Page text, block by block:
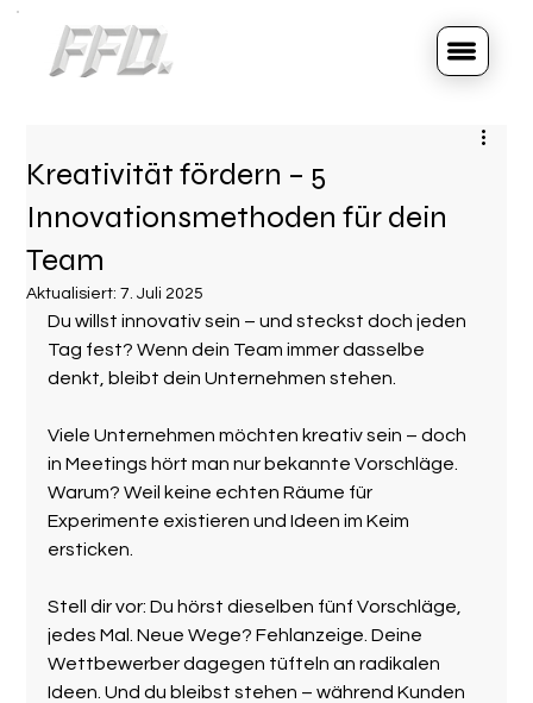
Kreativität fördern – 5
Innovationsmethoden für dein
Team
Aktualisiert:7. Juli 2025
Du willst innovativ sein – und steckst doch jeden
Tag fest? Wenn dein Team immer dasselbe
denkt, bleibt dein Unternehmen stehen.
Viele Unternehmen möchten kreativ sein – doch
in Meetings hört man nur bekannte Vorschläge.
Warum? Weil keine echten Räume für
Experimente existieren und Ideen im Keim
ersticken.
Stell dir vor: Du hörst dieselben fünf Vorschläge,
jedes Mal. Neue Wege? Fehlanzeige. Deine
Wettbewerber dagegen tüfteln an radikalen
Ideen. Und du bleibst stehen – während Kunden